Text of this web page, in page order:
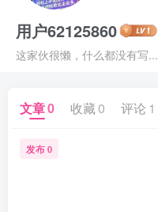
用户62125860
这家伙很懒，什么都没有写...
文章0 收藏 0 评论 1
发布 0